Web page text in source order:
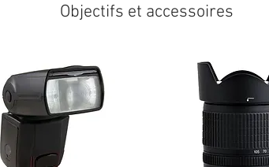
Objectifs et accessoires